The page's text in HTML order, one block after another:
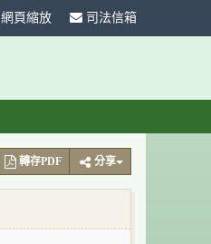
網頁縮放 司法信箱
轉存PDF 分享